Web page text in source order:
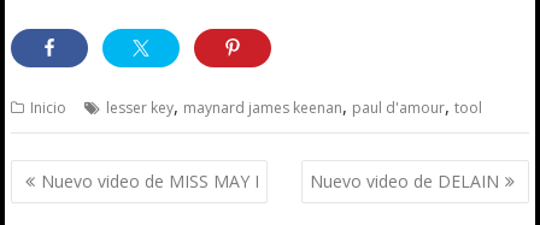
Inicio lesser key, maynard james keenan, paul d'amour,tool
Navegación
de
Nuevo video de MISS MAY I Nuevo video de DELAIN